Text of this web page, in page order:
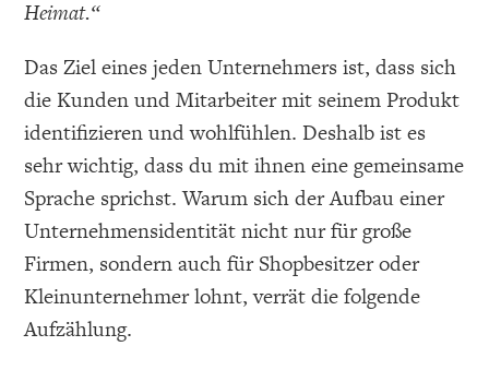
Heimat.“
Das Ziel eines jeden Unternehmers ist, dass sich
die Kunden und Mitarbeiter mit seinem Produkt
identifizieren und wohlfühlen. Deshalb ist es
sehr wichtig, dass du mit ihnen eine gemeinsame
Sprache sprichst. Warum sich der Aufbau einer
Unternehmensidentität nicht nur für große
Firmen, sondern auch für Shopbesitzer oder
Kleinunternehmer lohnt, verrät die folgende
Aufzählung.